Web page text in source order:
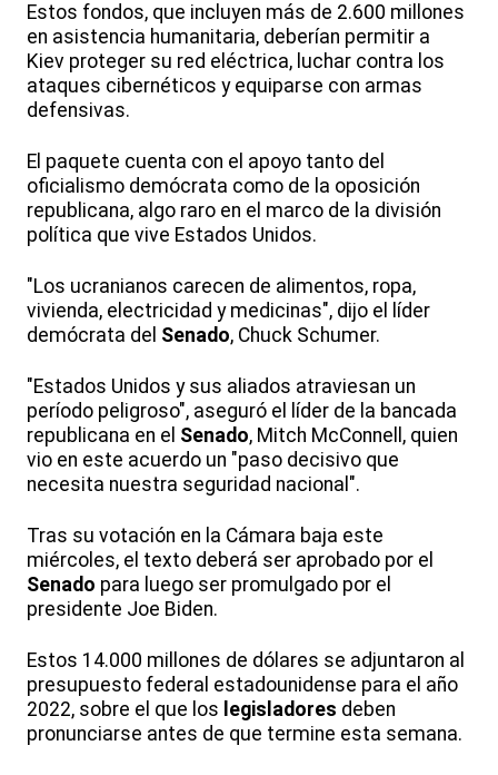
Estos fondos, que incluyen más de 2.600 millones
en asistencia humanitaria, deberían permitir a
Kiev proteger su red eléctrica, luchar contra los
ataques cibernéticos y equiparse con armas
defensivas.
El paquete cuenta con el apoyo tanto del
oficialismo demócrata como de la oposición
republicana, algo raro en el marco de la división
política que vive Estados Unidos.
"Los ucranianos carecen de alimentos, ropa,
vivienda, electricidad y medicinas", dijo el líder
demócrata del Senado, Chuck Schumer.
"Estados Unidos y sus aliados atraviesan un
período peligroso", aseguró el líder de la bancada
republicana en el Senado, Mitch McConnell, quien
vio en este acuerdo un "paso decisivo que
necesita nuestra seguridad nacional".
Tras su votación en la Cámara baja este
miércoles, el texto deberá ser aprobado por el
Senado para luego ser promulgado por el
presidente Joe Biden.
Estos 14.000 millones de dólares se adjuntaron al
presupuesto federal estadounidense para el año
2022, sobre el que los legisladores deben
pronunciarse antes de que termine esta semana.